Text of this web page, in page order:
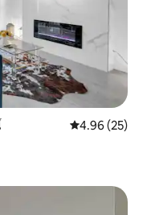
คะแนนเฉลี่ย
4.96 (25)